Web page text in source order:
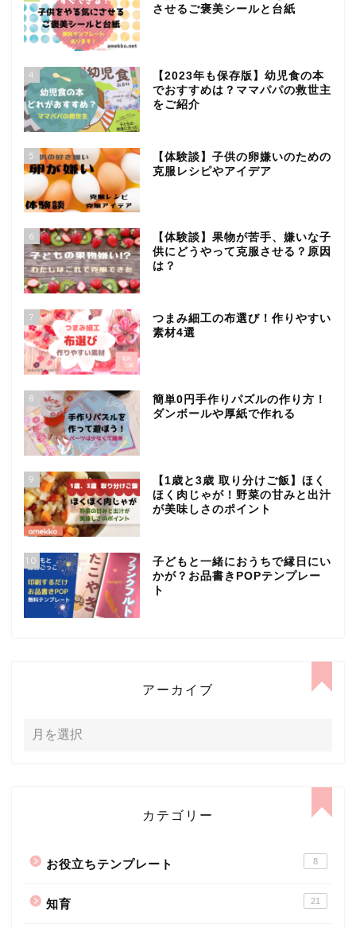
させるご褒美シールと台紙
4
【2023年も保存版】幼児食の本
でおすすめは？ママパパの救世主
をご紹介
5
【体験談】子供の卵嫌いのための
克服レシピやアイデア
6
【体験談】果物が苦手、嫌いな子
供にどうやって克服させる？原因
は？
7
つまみ細工の布選び！作りやすい
素材4選
8
簡単0円手作りパズルの作り方！
ダンボールや厚紙で作れる
9
【1歳と3歳 取り分けご飯】ほく
ほく肉じゃが！野菜の甘みと出汁
が美味しさのポイント
10
子どもと一緒におうちで縁日にい
かが？お品書きPOPテンプレー
ト
アーカイブ
カテゴリー
お役立ちテンプレート 8
知育 21